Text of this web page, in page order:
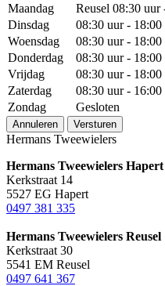
Maandag
Reusel 08:30 uur
Dinsdag
08:30 uur - 18:00
Woensdag
08:30 uur - 18:00
Donderdag
08:30 uur - 18:00
Vrijdag
08:30 uur - 18:00
Zaterdag
08:30 uur - 16:00
Zondag
Gesloten
Annuleren Versturen
Hermans Tweewielers
Hermans Tweewielers Hapert
Kerkstraat 14
5527 EG Hapert
0497 381 335
Hermans Tweewielers Reusel
Kerkstraat 30
5541 EM Reusel
0497 641 367